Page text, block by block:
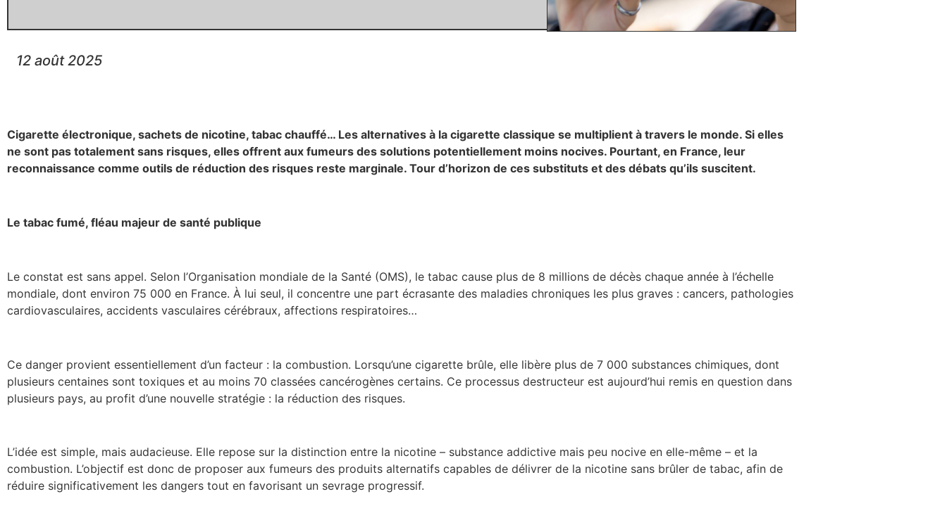
12 août 2025
Cigarette électronique, sachets de nicotine, tabac chauffé… Les alternatives à la cigarette classique se multiplient à travers le monde. Si elles
ne sont pas totalement sans risques, elles offrent aux fumeurs des solutions potentiellement moins nocives. Pourtant, en France, leur
reconnaissance comme outils de réduction des risques reste marginale. Tour d’horizon de ces substituts et des débats qu’ils suscitent.
Le tabac fumé, fléau majeur de santé publique
Le constat est sans appel. Selon l’Organisation mondiale de la Santé (OMS), le tabac cause plus de 8 millions de décès chaque année à l’échelle
mondiale, dont environ 75 000 en France. À lui seul, il concentre une part écrasante des maladies chroniques les plus graves : cancers, pathologies
cardiovasculaires, accidents vasculaires cérébraux, affections respiratoires…
Ce danger provient essentiellement d’un facteur : la combustion. Lorsqu’une cigarette brûle, elle libère plus de 7 000 substances chimiques, dont
plusieurs centaines sont toxiques et au moins 70 classées cancérogènes certains. Ce processus destructeur est aujourd’hui remis en question dans
plusieurs pays, au profit d’une nouvelle stratégie : la réduction des risques.
L’idée est simple, mais audacieuse. Elle repose sur la distinction entre la nicotine – substance addictive mais peu nocive en elle-même – et la
combustion. L’objectif est donc de proposer aux fumeurs des produits alternatifs capables de délivrer de la nicotine sans brûler de tabac, afin de
réduire significativement les dangers tout en favorisant un sevrage progressif.